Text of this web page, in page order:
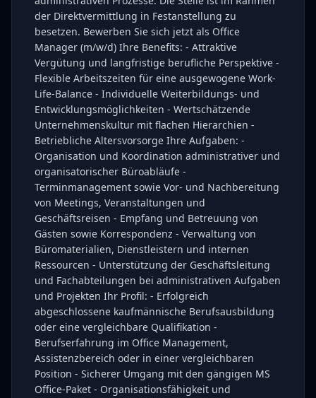
der Direktvermittlung in Festanstellung zu
besetzen. Bewerben Sie sich jetzt als Office
Manager (m/w/d) Ihre Benefits: - Attraktive
Vergütung und langfristige berufliche Perspektive -
Flexible Arbeitszeiten für eine ausgewogene Work-
Life-Balance - Individuelle Weiterbildungs- und
Entwicklungsmöglichkeiten - Wertschätzende
Unternehmenskultur mit flachen Hierarchien -
Betriebliche Altersvorsorge Ihre Aufgaben: -
Organisation und Koordination administrativer und
organisatorischer Büroabläufe -
Terminmanagement sowie Vor- und Nachbereitung
von Meetings, Veranstaltungen und
Geschäftsreisen - Empfang und Betreuung von
Gästen sowie Korrespondenz - Verwaltung von
Büromaterialien, Dienstleistern und internen
Ressourcen - Unterstützung der Geschäftsleitung
und Fachabteilungen bei administrativen Aufgaben
und Projekten Ihr Profil: - Erfolgreich
abgeschlossene kaufmännische Berufsausbildung
oder eine vergleichbare Qualifikation -
Berufserfahrung im Office Management,
Assistenzbereich oder in einer vergleichbaren
Position - Sicherer Umgang mit den gängigen MS
Office-Paket - Organisationsfähigkeit und